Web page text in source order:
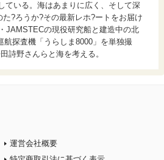
ている。海はあまりに広く、そして深
?ろうか?その最新レホ?ートをお届け
JAMSTECの現役研究船と建造中の北
探査機「うらしま8000」を単独撮
詩野さんらと海を考える。
運営会社概要